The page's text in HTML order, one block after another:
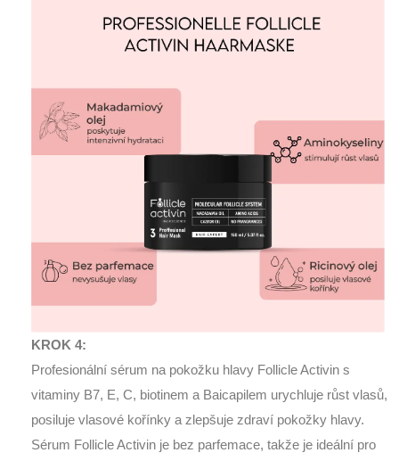
KROK 4:
Profesionální sérum na pokožku hlavy Follicle Activin s
vitaminy B7, E, C, biotinem a Baicapilem urychluje růst vlasů,
posiluje vlasové kořínky a zlepšuje zdraví pokožky hlavy.
Sérum Follicle Activin je bez parfemace, takže je ideální pro